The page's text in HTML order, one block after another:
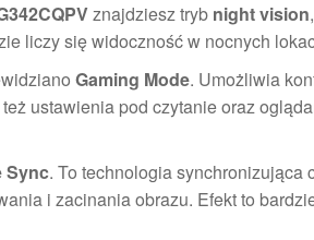
znajdziesz tryb night vision
liczy się widoczność w nocnych
Gaming Mode. Umożliwia
ustawienia pod czytanie oraz
Sync. To technologia
i zacinania obrazu. Efekt to